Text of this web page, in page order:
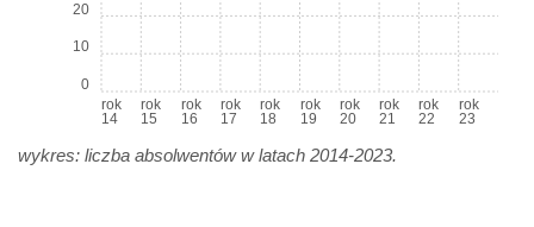
rok
14
rok
15
rok
16
rok
17
rok
18
rok
19
rok
20
rok
21
rok
22
rok
23
0
10
20
wykres: liczba absolwentów w latach 2014-2023.